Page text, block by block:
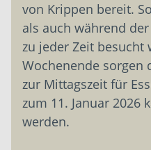
von Krippen bereit.
als auch ­während
zu ­jeder Zeit besucht
Wochenende ­sorgen
zur ­Mittagszeit für
zum 11. Januar 2026
werden.